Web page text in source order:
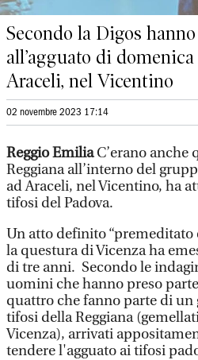
Secondo la Digos
all’agguato di
Araceli, nel Vicentino
02 novembre 2023 17:14
Reggio EmiliaC’erano anche
Reggiana all’interno del
ad Araceli, nel Vicentino, ha
tifosi del Padova.
Un atto definito “premeditato
la questura di Vicenza ha
di tre anni. Secondo le
uomini che hanno preso
quattro che fanno parte di
tifosi della Reggiana
Vicenza), arrivati
tendere l'agguato ai tifosi